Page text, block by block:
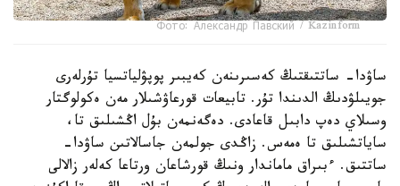
Фото: Александр Павский / Kazinform
ساۋدا- ساتتىقتىڭ كەسىرىنەن كەيبىر پوپۋلياتسيا تۇرلەرى
جويىلۋدىڭ الدىندا تۇر. تابيعات قورعاۋشىلار مەن ەكولوگتار
وسىلاي دەپ دابىل قاعادى. دەگەنمەن بۇل اڭشىلىق تا،
ساياتشىلىق تا ەمەس. زاڭدى جولمەن جاسالاتىن ساۋدا-
ساتتىق. ءبىراق ماماندار ونىڭ قورشاعان ورتاعا كەلەر زالالى